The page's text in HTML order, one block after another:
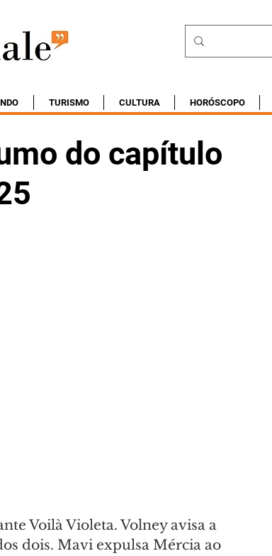
TURISMO CULTURA HORÓSCOPO
do capítulo
Voilà Violeta. Volney avisa a
dois. Mavi expulsa Mércia ao